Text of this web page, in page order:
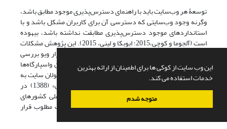
این وب سایت از کوکی ها برای اطمینان از ارائه بهترین
خدمات استفاده می کند.
متوجه شدم
توسعۀ هر وب‌سایت باید با راهنمای دسترس‌پذیری موجود مطابق باشد،
وگرنه وجود وب‌سایتی که دسترسی آن برای کاربران مشکل باشد و با
استانداردهای موجود دسترس‌پذیری مطابقت نداشته باشد، بیهوده
است (آلجوما و کوچی،2015؛ ابوبکا و لینی، 2015). این پژوهش مشکلات
دسترس‌پذیری وب‌سایت واسپارگاه‌ها را با استفاده از ابزار ویو بررسی
کرده و به این نتیجه رسیده است که رابطۀ معناداری بین واسپارگاه‌ها
وجود ندارد و این نشان‌دهندۀ توجه دقیق طراحان و مسئولان سایت به
این امر بوده است. «محمداسماعیل و کاظمی کوهبنانی» (1388) در
پژوهش خود نشان دادند که وب‌سایت کتابخانه‌های ملی کشورهای
اسلامی به لحاظ رعایت معیار دسترس‌پذیری در وضعیت مطلوب قرار